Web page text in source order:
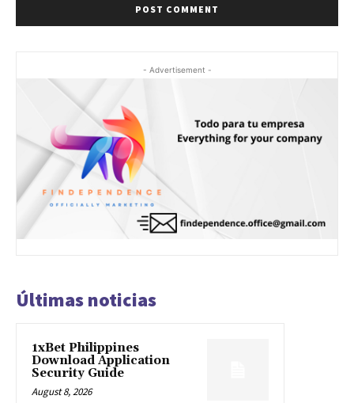
- Advertisement -
Últimas noticias
1xBet Philippines
Download Application
Security Guide
August 8, 2026